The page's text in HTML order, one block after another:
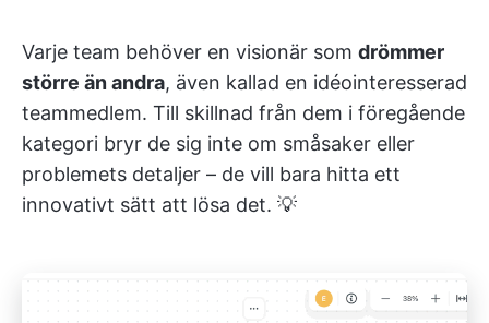
Varje team behöver en visionär som drömmer
större än andra, även kallad en idéointeresserad
teammedlem. Till skillnad från dem i föregående
kategori bryr de sig inte om småsaker eller
problemets detaljer – de vill bara hitta ett
innovativt sätt att lösa det. 💡